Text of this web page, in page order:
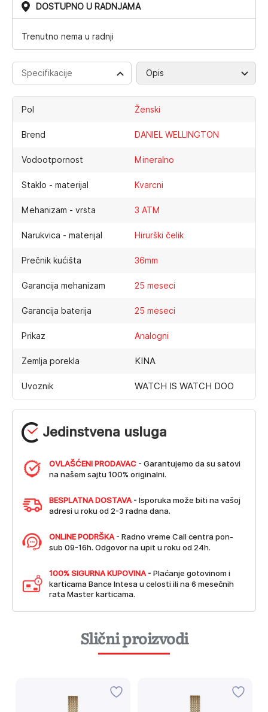
DOSTUPNO U RADNJAMA
Trenutno nema u radnji
Jedinstvena usluga
OVLAŠĆENI PRODAVAC - Garantujemo da su satovi
na našem sajtu 100% originalni.
BESPLATNA DOSTAVA - Isporuka može biti na vašoj
adresi u roku od 2-3 radna dana.
ONLINE PODRŠKA - Radno vreme Call centra pon-
sub 09-16h. Odgovor na upit u roku od 24h.
100% SIGURNA KUPOVINA - Plaćanje gotovinom i
karticama Bance Intesa u celosti ili na 6 mesečnih
rata Master karticama.
Specifikacije Opis
Pol Ženski
Brend DANIEL WELLINGTON
Vodootpornost Mineralno
Staklo - materijal Kvarcni
Mehanizam - vrsta 3 ATM
Narukvica - materijal Hirurški čelik
Prečnik kućišta 36mm
Garancija mehanizam 25 meseci
Garancija baterija 25 meseci
Prikaz Analogni
Zemlja porekla KINA
Uvoznik WATCH IS WATCH DOO
Slični proizvodi